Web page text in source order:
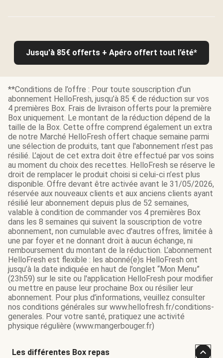
Jusqu'à 85€ offerts + Apéro offert tout l’été*
**Conditions de l’offre : Pour toute souscription d’un
abonnement HelloFresh, jusqu’à 85 € de réduction sur vos
4 premières Box. Frais de livraison offerts pour la première
Box uniquement. Le montant de la réduction dépend de la
taille de la Box. Cette offre comprend également un extra
de notre Marché HelloFresh offert chaque semaine parmi
une sélection de produits, tant que l'abonnement n’est pas
résilié. L’ajout de cet extra doit être effectué par vos soins
au moment du choix des recettes. HelloFresh se réserve le
droit de remplacer le produit choisi si celui-ci n’est plus
disponible. Offre devant être activée avant le 31/05/2026,
réservée aux nouveaux clients et aux anciens clients ayant
résilié leur abonnement depuis plus de 52 semaines,
valable à condition de commander vos 4 premières Box
dans les 8 semaines qui suivent la souscription de votre
abonnement, non cumulable avec d'autres offres, limitée à
une par foyer et ne donnant droit à aucun échange, ni
remboursement du montant de la réduction. L’abonnement
HelloFresh est flexible : les abonné(e)s HelloFresh ont
jusqu’à la date indiquée en haut de l’onglet “Mon Menu”
(23h59) sur le site ou l'application HelloFresh pour modifier
ou mettre en pause leur prochaine Box ou résilier leur
abonnement. Pour plus d’informations, veuillez consulter
nos conditions générales sur www.hellofresh.fr/conditions-
generales. Pour votre santé, pratiquez une activité
physique régulière (www.mangerbouger.fr)
Les différentes Box repas